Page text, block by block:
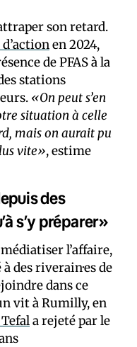
son retard.
en 2024,
de PFAS à la
stations
«On peut s’en
situation à celle
mais on aurait pu
vite», estime
des
s’y préparer»
l’affaire,
des riverain·es de
dans ce
vit à Rumilly, en
a rejeté par le